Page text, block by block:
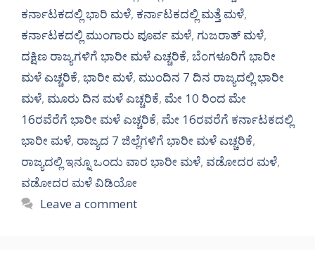
ಕರ್ನಾಟಕದಲ್ಲಿ ಭಾರಿ ಮಳೆ, ಕರ್ನಾಟಕದಲ್ಲಿ ಮತ್ತೆ ಮಳೆ,
ಕರ್ನಾಟಕದಲ್ಲಿ ಮುಂಗಾರು ಪೂರ್ವ ಮಳೆ, ಗುಜರಾತ್ ಮಳೆ,
ದಕ್ಷಿಣ ರಾಜ್ಯಗಳಿಗೆ ಭಾರೀ ಮಳೆ ಎಚ್ಚರಿಕೆ, ಬೆಂಗಳೂರಿಗೆ ಭಾರೀ
ಮಳೆ ಎಚ್ಚರಿಕೆ, ಭಾರೀ ಮಳೆ, ಮುಂದಿನ 7 ದಿನ ರಾಜ್ಯದಲ್ಲಿ ಭಾರೀ
ಮಳೆ, ಮೂರು ದಿನ ಮಳೆ ಎಚ್ಚರಿಕೆ, ಮೇ 10 ರಿಂದ ಮೇ
16ರವೆರೆಗೆ ಭಾರೀ ಮಳೆ ಎಚ್ಚರಿಕೆ, ಮೇ 16ರವರೆಗೆ ಕರ್ನಾಟಕದಲ್ಲಿ
ಭಾರೀ ಮಳೆ, ರಾಜ್ಯದ 7 ಜಿಲ್ಲೆಗಳಿಗೆ ಭಾರೀ ಮಳೆ ಎಚ್ಚರಿಕೆ,
ರಾಜ್ಯದಲ್ಲಿ ಇನ್ನೂ ಒಂದು ವಾರ ಭಾರೀ ಮಳೆ, ವಡೋದರ ಮಳೆ,
ವಡೋದರ ಮಳೆ ವಿಡಿಯೋ
Leave a comment